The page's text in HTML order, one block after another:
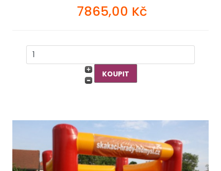
7865,00 Kč